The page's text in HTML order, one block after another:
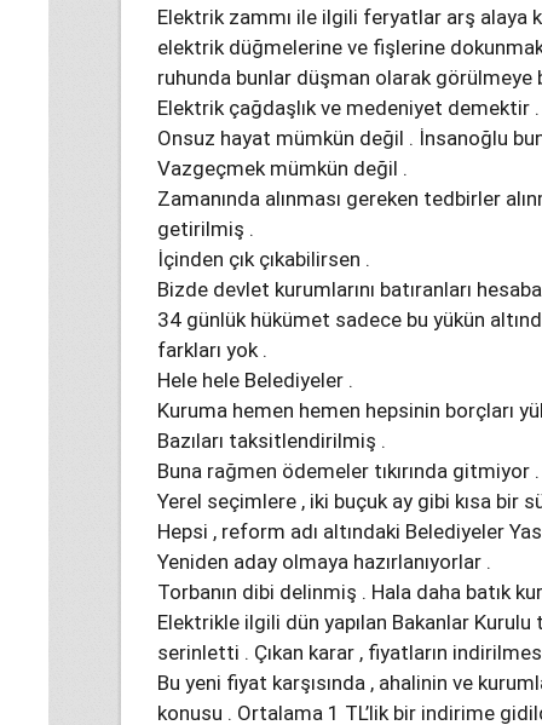
Elektrik zammı ile ilgili feryatlar arş alaya
elektrik düğmelerine ve fişlerine
ruhunda bunlar düşman olarak görülmeye
Elektrik çağdaşlık ve medeniyet demektir .
Onsuz hayat mümkün değil . İnsanoğlu
Vazgeçmek mümkün değil .
Zamanında alınması gereken tedbirler
getirilmiş .
İçinden çık çıkabilirsen .
Bizde devlet kurumlarını batıranları
34 günlük hükümet sadece bu yükün
farkları yok .
Hele hele Belediyeler .
Kuruma hemen hemen hepsinin borçları
Bazıları taksitlendirilmiş .
Buna rağmen ödemeler tıkırında gitmiyor .
Yerel seçimlere , iki buçuk ay gibi kısa bir
Hepsi , reform adı altındaki Belediyeler
Yeniden aday olmaya hazırlanıyorlar .
Torbanın dibi delinmiş . Hala daha batık
Elektrikle ilgili dün yapılan Bakanlar
serinletti . Çıkan karar , fiyatların
Bu yeni fiyat karşısında , ahalinin ve
konusu . Ortalama 1 TL’lik bir indirime